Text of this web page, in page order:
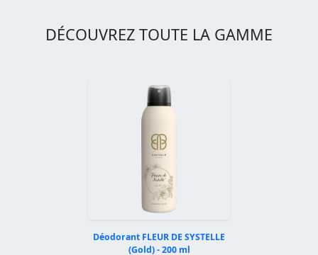
DÉCOUVREZ TOUTE LA GAMME
Déodorant FLEUR DE SYSTELLE
(Gold) - 200 ml